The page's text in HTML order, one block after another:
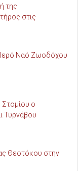
της
στις
Ναό Ζωοδόχου
Στομίου ο
Τυρνάβου
Θεοτόκου στην